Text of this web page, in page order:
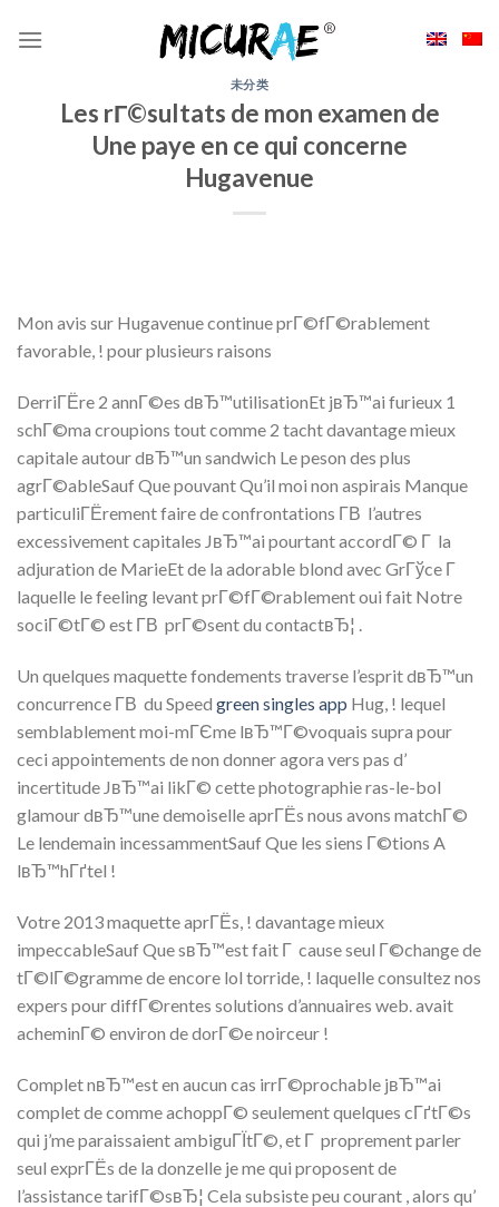
未分类
Les rГ©sultats de mon examen de
Une paye en ce qui concerne
Hugavenue
Mon avis sur Hugavenue continue prГ©fГ©rablement
favorable, ! pour plusieurs raisons
DerriГЁre 2 annГ©es dвЂ™utilisationEt jвЂ™ai furieux 1
schГ©ma croupions tout comme 2 tacht davantage mieux
capitale autour dвЂ™un sandwich Le peson des plus
agrГ©ableSauf Que pouvant Qu’il moi non aspirais Manque
particuliГЁrement faire de confrontations Г­В l’autres
excessivement capitales JвЂ™ai pourtant accordГ© Г la
adjuration de MarieEt de la adorable blond avec GrГўce Г
laquelle le feeling levant prГ©fГ©rablement oui fait Notre
sociГ©tГ© est Г­В prГ©sent du contactвЂ¦ .
Un quelques maquette fondements traverse l’esprit dвЂ™un
concurrence Г­В du Speed green singles app Hug, ! lequel
semblablement moi-mГЄme lвЂ™Г©voquais supra pour
ceci appointements de non donner agora vers pas d’
incertitude JвЂ™ai likГ© cette photographie ras-le-bol
glamour dвЂ™une demoiselle aprГЁs nous avons matchГ©
Le lendemain incessammentSauf Que les siens Г©tions A
lвЂ™hГґtel !
Votre 2013 maquette aprГЁs, ! davantage mieux
impeccableSauf Que sвЂ™est fait Г cause seul Г©change de
tГ©lГ©gramme de encore lol torride, ! laquelle consultez nos
expers pour diffГ©rentes solutions d’annuaires web. avait
acheminГ© environ de dorГ©e noirceur !
Complet nвЂ™est en aucun cas irrГ©prochable jвЂ™ai
complet de comme achoppГ© seulement quelques cГґtГ©s
qui j’me paraissaient ambiguГЇtГ©, et Г proprement parler
seul exprГЁs de la donzelle je me qui proposent de
l’assistance tarifГ©sвЂ¦ Cela subsiste peu courant , alors qu’